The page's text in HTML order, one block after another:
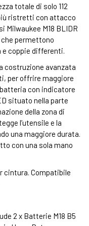
totale di solo 112
ristretti con attacco
Milwaukee M18 BLIDR
che permettono
e coppie differenti.
costruzione avanzata
per offrire maggiore
con indicatore
situato nella parte
della zona di
l’utensile e la
una maggiore durata.
con una sola mano
cintura. Compatibile
2 x Batterie M18 B5